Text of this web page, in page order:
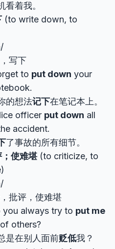
看着我。
(to write down, to
写下
to put down your
的想法记下在笔记本上。
officer put down all
accident.
了事故的所有细节。
使难堪(to criticize, to
批评，使难堪
you always try to put me
others?
是在别人面前贬低我？